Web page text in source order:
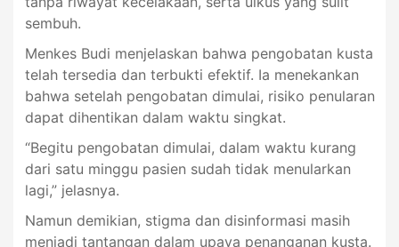
sembuh.
Menkes Budi menjelaskan bahwa pengobatan kusta
telah tersedia dan terbukti efektif. Ia menekankan
bahwa setelah pengobatan dimulai, risiko penularan
dapat dihentikan dalam waktu singkat.
“Begitu pengobatan dimulai, dalam waktu kurang
dari satu minggu pasien sudah tidak menularkan
lagi,” jelasnya.
Namun demikian, stigma dan disinformasi masih
menjadi tantangan dalam upaya penanganan kusta.